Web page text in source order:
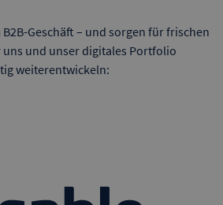
Geschäft – und sorgen für frischen
und unser digitales Portfolio
weiterentwickeln: